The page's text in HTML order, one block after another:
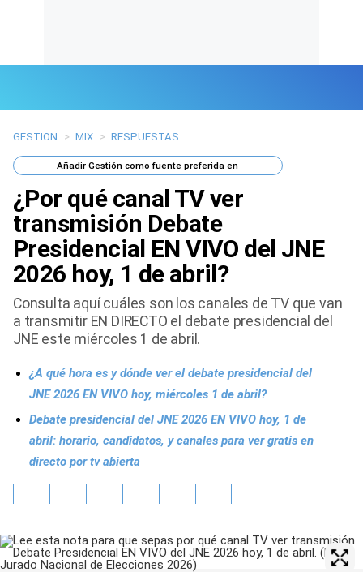
Últimas Noticias
Mi Bolsillo
Respuestas
Gente
Tendencias Mix
GESTION > MIX > RESPUESTAS
AñadirGestión como fuente preferida en
¿Por qué canal TV ver
transmisión Debate
Presidencial EN VIVO del JNE
2026 hoy, 1 de abril?
Consulta aquí cuáles son los canales de TV que van
a transmitir EN DIRECTO el debate presidencial del
JNE este miércoles 1 de abril.
¿A qué hora es y dónde ver el debate presidencial del
JNE 2026 EN VIVO hoy, miércoles 1 de abril?
Debate presidencial del JNE 2026 EN VIVO hoy, 1 de
abril: horario, candidatos, y canales para ver gratis en
directo por tv abierta